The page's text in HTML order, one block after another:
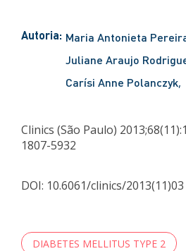
Autoria: Maria Antonieta
Juliane Araujo
Carísi Anne Polanczyk
Clinics (São Paulo)
1807-5932
DOI: 10.6061/clinics/2013(11)03
DIABETES MELLITUS TYPE 2